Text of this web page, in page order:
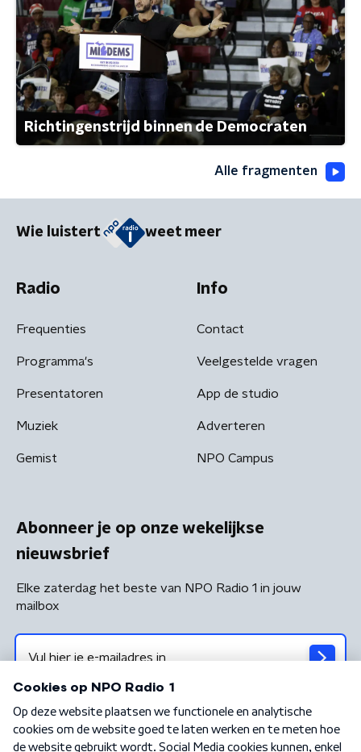
Richtingenstrijd binnen de Democraten
Alle fragmenten
Wie luistert weet meer
Radio
Frequenties
Programma's
Presentatoren
Muziek
Gemist
Info
Contact
Veelgestelde vragen
App de studio
Adverteren
NPO Campus
Abonneer je op onze wekelijkse
nieuwsbrief
Elke zaterdag het beste van NPO Radio 1 in jouw
mailbox